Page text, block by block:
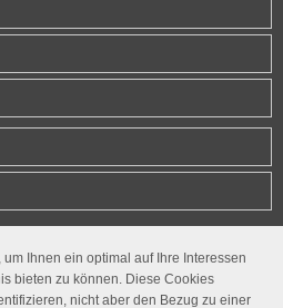
Ihnen ein optimal auf Ihre Interessen
bieten zu können. Diese Cookies
nicht aber den Bezug zu einer